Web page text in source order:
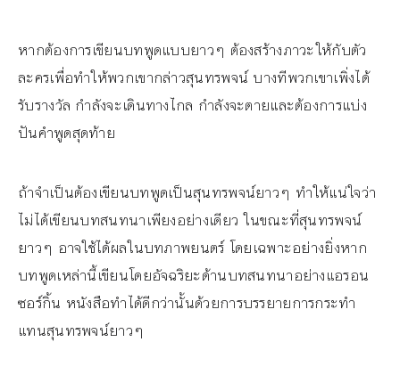
หากต้องการเขียนบทพูดแบบยาวๆ ต้องสร้างภาวะให้กับตัว
ละครเพื่อทำให้พวกเขากล่าวสุนทรพจน์ บางทีพวกเขาเพิ่งได้
รับรางวัล กำลังจะเดินทางไกล กำลังจะตายและต้องการแบ่ง
ปันคำพูดสุดท้าย
ถ้าจำเป็นต้องเขียนบทพูดเป็นสุนทรพจน์ยาวๆ ทำให้แน่ใจว่า
ไม่ได้เขียนบทสนทนาเพียงอย่างเดียว ในขณะที่สุนทรพจน์
ยาวๆ อาจใช้ได้ผลในบทภาพยนตร์ โดยเฉพาะอย่างยิ่งหาก
บทพูดเหล่านี้เขียนโดยอัจฉริยะด้านบทสนทนาอย่างแอรอน
ซอร์กิ้น หนังสือทำได้ดีกว่านั้นด้วยการบรรยายการกระทำ
แทนสุนทรพจน์ยาวๆ